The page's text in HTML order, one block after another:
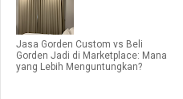
Jasa Gorden Custom vs Beli
Gorden Jadi di Marketplace: Mana
yang Lebih Menguntungkan?